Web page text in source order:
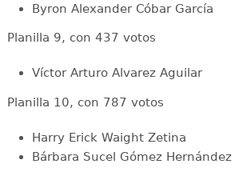
Byron Alexander Cóbar García
Planilla 9, con 437 votos
Víctor Arturo Alvarez Aguilar
Planilla 10, con 787 votos
Harry Erick Waight Zetina
Bárbara Sucel Gómez Hernández